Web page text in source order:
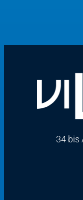
34 bis